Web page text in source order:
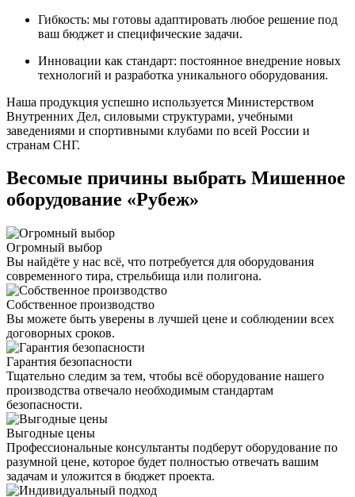
Гибкость: мы готовы адаптировать любое решение под
ваш бюджет и специфические задачи.
Инновации как стандарт: постоянное внедрение новых
технологий и разработка уникального оборудования.
Наша продукция успешно используется Министерством
Внутренних Дел, силовыми структурами, учебными
заведениями и спортивными клубами по всей России и
странам СНГ.
Весомые причины выбрать Мишенное
оборудование «Рубеж»
Огромный выбор
Вы найдёте у нас всё, что потребуется для оборудования
современного тира, стрельбища или полигона.
Собственное производство
Вы можете быть уверены в лучшей цене и соблюдении всех
договорных сроков.
Гарантия безопасности
Тщательно следим за тем, чтобы всё оборудование нашего
производства отвечало необходимым стандартам
безопасности.
Выгодные цены
Профессиональные консультанты подберут оборудование по
разумной цене, которое будет полностью отвечать вашим
задачам и уложится в бюджет проекта.